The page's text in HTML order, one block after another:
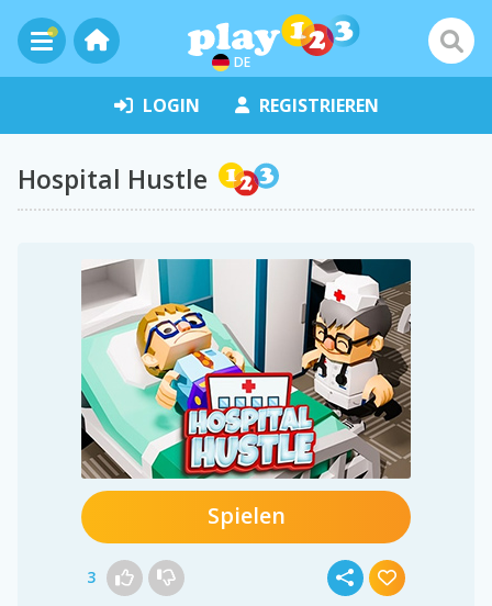
DE
LOGIN REGISTRIEREN
Hospital Hustle
Spielen
3